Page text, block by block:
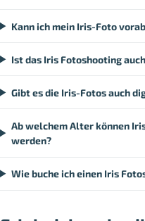
Kann ich mein Iris-Foto
Ist das Iris Fotoshooting
Gibt es die Iris-Fotos auch
Ab welchem Alter können
werden?
Wie buche ich einen Iris